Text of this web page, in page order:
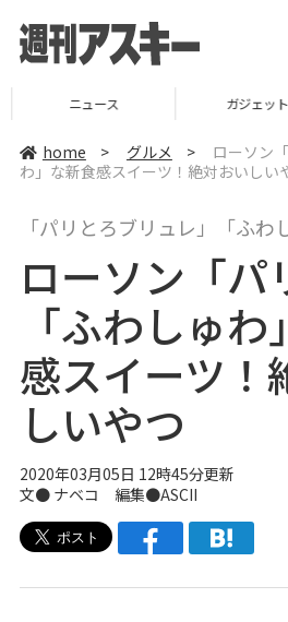
ニュース ガジェット
home > グルメ >
ローソン
わ」な新食感スイーツ！絶対おいしい
「パリとろブリュレ」「ふわ
ローソン「パ
「ふわしゅ
感スイーツ！
しいやつ
2020年03月05日 12時45分更新
文● ナベコ 編集●ASCII